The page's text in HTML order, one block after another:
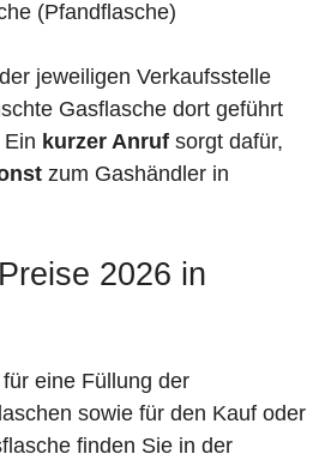
(Pfandflasche)
jeweiligen Verkaufsstelle
Gasflasche dort geführt
kurzer Anruf sorgt dafür,
zum Gashändler in
2026 in
eine Füllung der
sowie für den Kauf oder
finden Sie in der